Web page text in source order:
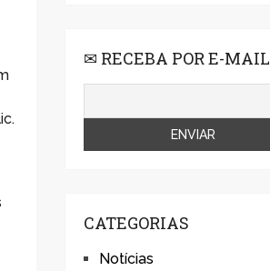
✉ RECEBA POR E-MAIL
CATEGORIAS
Notícias